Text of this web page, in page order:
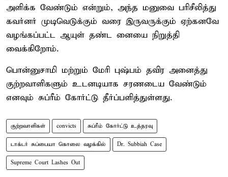
அளிக்க வேண்டும் என்றும், அந்த மனுவை பரிசீலித்து
கவர்னர் முடிவெடுக்கும் வரை இருவருக்கும் ஏற்கனவே
வழங்கப்பட்ட ஆயுள் தண்ட னையை நிறுத்தி
வைக்கிறோம்.
பொன்னுசாமி மற்றும் மேரி புஷ்பம் தவிர அனைத்து
குற்றவாளிகளும் உடனடியாக சரணடைய வேண்டும்
எனவும் சுப்ரீம் கோர்ட்டு தீர்ப்பளித்துள்ளது.
குற்றவாளிகள் convicts சுப்ரீம் கோர்ட்டு உத்தரவு
டாக்டர் சுப்பையா கொலை வழக்கில் Dr. Subbiah Case
Supreme Court Lashes Out